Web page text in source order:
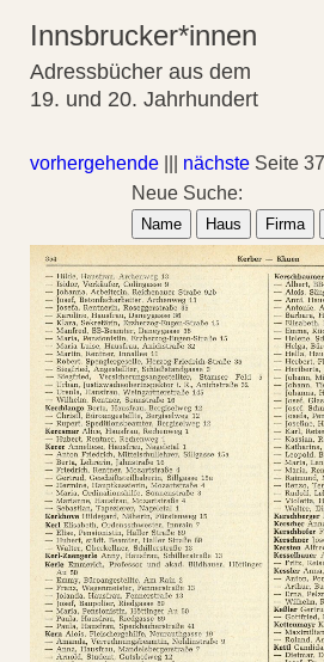
Innsbrucker*innen
Adressbücher aus dem
19. und 20. Jahrhundert
vorhergehende nächste Seite
Neue Suche:
Name Haus Firma